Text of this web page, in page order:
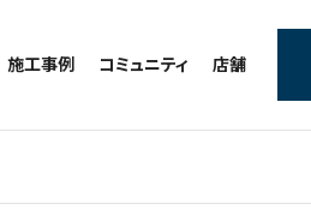
質問
施工事例
トイレの施工事例
キッチンの施工事例
コミュニティ
アルブル通信
ブログ
店舗
墨田店
日本橋店